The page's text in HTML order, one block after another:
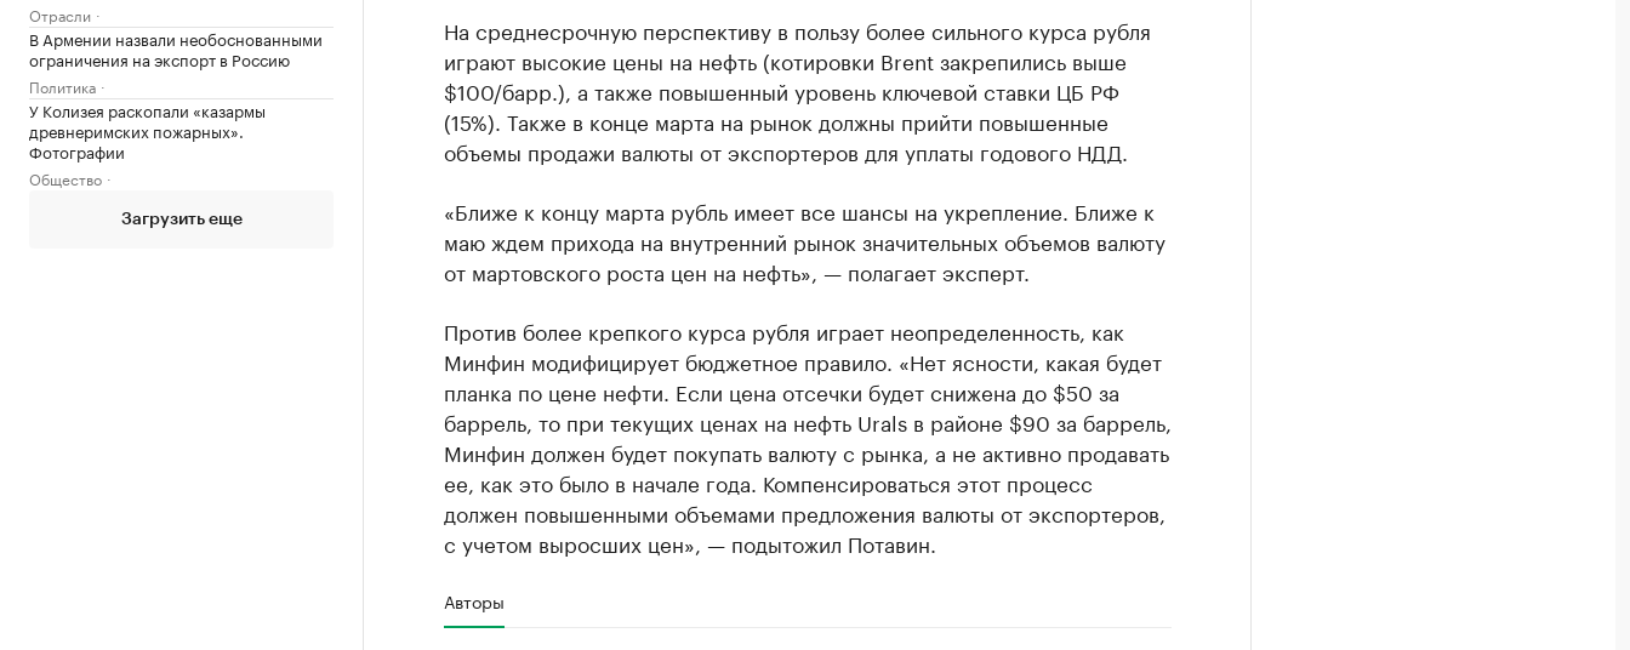
Отрасли
В Армении назвали необоснованными
ограничения на экспорт в Россию
Политика
У Колизея раскопали «казармы
древнеримских пожарных».
Фотографии
Общество
Загрузить еще
На среднесрочную перспективу в пользу более сильного курса рубля
играют высокие цены на нефть (котировки Brent закрепились выше
$100/барр.), а также повышенный уровень ключевой ставки ЦБ РФ
(15%). Также в конце марта на рынок должны прийти повышенные
объемы продажи валюты от экспортеров для уплаты годового НДД.
«Ближе к концу марта рубль имеет все шансы на укрепление. Ближе к
маю ждем прихода на внутренний рынок значительных объемов валюту
от мартовского роста цен на нефть», — полагает эксперт.
Против более крепкого курса рубля играет неопределенность, как
Минфин модифицирует бюджетное правило. «Нет ясности, какая будет
планка по цене нефти. Если цена отсечки будет снижена до $50 за
баррель, то при текущих ценах на нефть Urals в районе $90 за баррель,
Минфин должен будет покупать валюту с рынка, а не активно продавать
ее, как это было в начале года. Компенсироваться этот процесс
должен повышенными объемами предложения валюты от экспортеров,
с учетом выросших цен», — подытожил Потавин.
Авторы